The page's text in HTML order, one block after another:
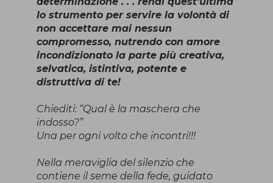
lo strumento per servire la volontà di
non accettare mai nessun
compromesso, nutrendo con amore
incondizionato la parte più creativa,
selvatica, istintiva, potente e
distruttiva di te!
Chiediti: “Qual è la maschera che
indosso?”
Una per ogni volto che incontri!!!
Nella meraviglia del silenzio che
contiene il seme della fede, guidato